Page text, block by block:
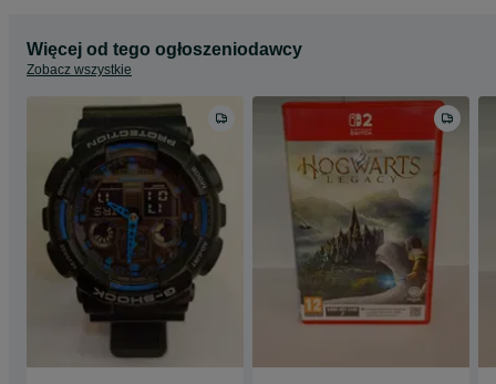
Więcej od tego ogłoszeniodawcy
Zobacz wszystkie